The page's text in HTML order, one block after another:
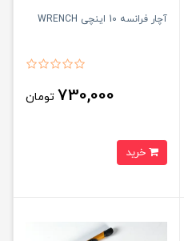
آچار فرانسه 10 اینچی WRENCH
730,000 تومان